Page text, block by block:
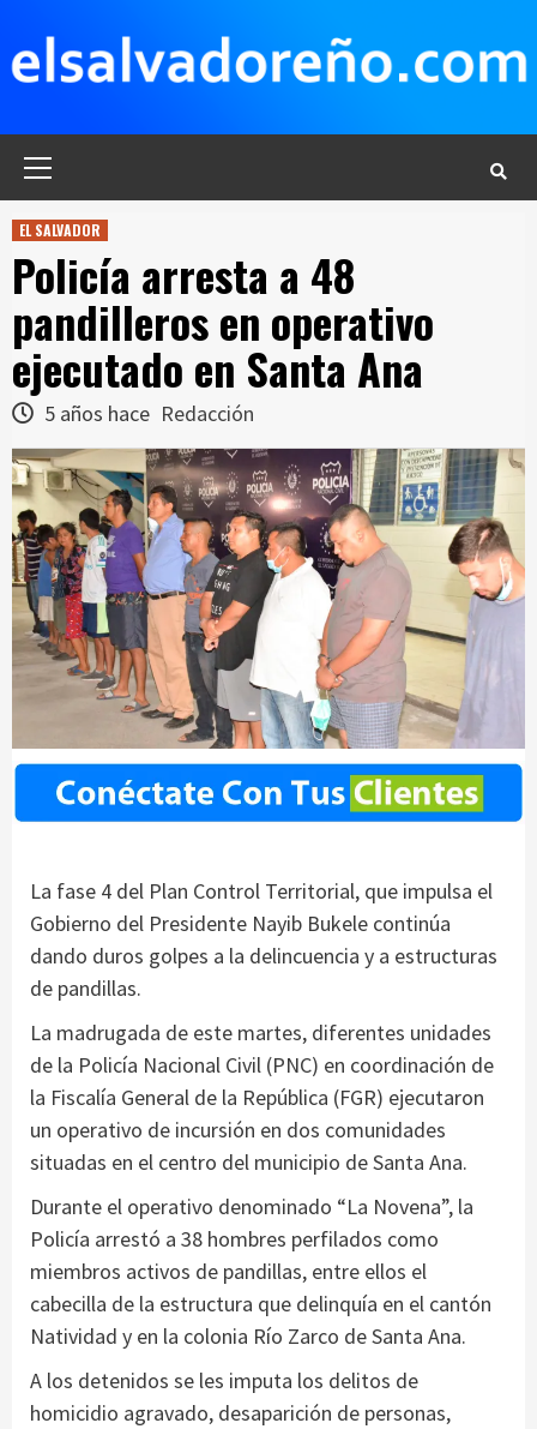
contenido
EL SALVADOR
Policía arresta a 48
pandilleros en operativo
ejecutado en Santa Ana
5 años hace Redacción
La fase 4 del Plan Control Territorial, que impulsa el
Gobierno del Presidente Nayib Bukele continúa
dando duros golpes a la delincuencia y a estructuras
de pandillas.
La madrugada de este martes, diferentes unidades
de la Policía Nacional Civil (PNC) en coordinación de
la Fiscalía General de la República (FGR) ejecutaron
un operativo de incursión en dos comunidades
situadas en el centro del municipio de Santa Ana.
Durante el operativo denominado “La Novena”, la
Policía arrestó a 38 hombres perfilados como
miembros activos de pandillas, entre ellos el
cabecilla de la estructura que delinquía en el cantón
Natividad y en la colonia Río Zarco de Santa Ana.
A los detenidos se les imputa los delitos de
homicidio agravado, desaparición de personas,